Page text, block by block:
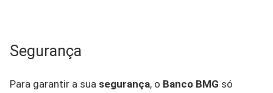
Segurança
Para garantir a sua segurança, o Banco BMG só